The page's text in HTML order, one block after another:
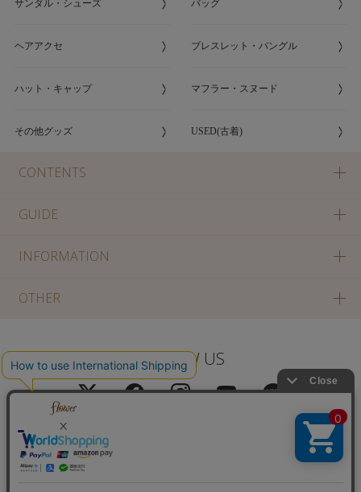
サンダル・シューズ バッグ
ヘアアクセ ブレスレット・バングル
ハット・キャップ マフラー・スヌード
その他グッズ USED(古着)
CONTENTS
GUIDE
INFORMATION
OTHER
FOLLOW US
Copyright(c) SOLA OF TOKYO CO., LTD All Rights Reserved.